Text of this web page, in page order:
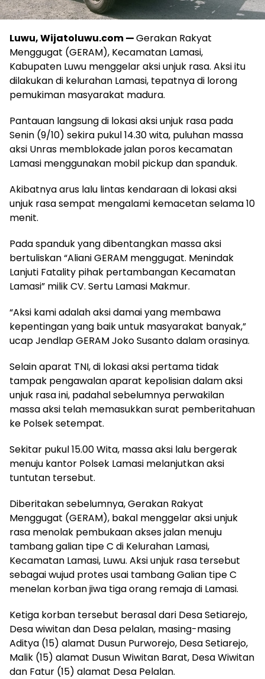
Luwu, Wijatoluwu.com —Gerakan Rakyat
Menggugat (GERAM), Kecamatan Lamasi,
Kabupaten Luwu menggelar aksi unjuk rasa. Aksi itu
dilakukan di kelurahan Lamasi, tepatnya di lorong
pemukiman masyarakat madura.
Pantauan langsung di lokasi aksi unjuk rasa pada
Senin (9/10) sekira pukul 14.30 wita, puluhan massa
aksi Unras memblokade jalan poros kecamatan
Lamasi menggunakan mobil pickup dan spanduk.
Akibatnya arus lalu lintas kendaraan di lokasi aksi
unjuk rasa sempat mengalami kemacetan selama 10
menit.
Pada spanduk yang dibentangkan massa aksi
bertuliskan “Aliani GERAM menggugat. Menindak
Lanjuti Fatality pihak pertambangan Kecamatan
Lamasi” milik CV. Sertu Lamasi Makmur.
“Aksi kami adalah aksi damai yang membawa
kepentingan yang baik untuk masyarakat banyak,”
ucap Jendlap GERAM Joko Susanto dalam orasinya.
Selain aparat TNI, di lokasi aksi pertama tidak
tampak pengawalan aparat kepolisian dalam aksi
unjuk rasa ini, padahal sebelumnya perwakilan
massa aksi telah memasukkan surat pemberitahuan
ke Polsek setempat.
Sekitar pukul 15.00 Wita, massa aksi lalu bergerak
menuju kantor Polsek Lamasi melanjutkan aksi
tuntutan tersebut.
Diberitakan sebelumnya, Gerakan Rakyat
Menggugat (GERAM), bakal menggelar aksi unjuk
rasa menolak pembukaan akses jalan menuju
tambang galian tipe C di Kelurahan Lamasi,
Kecamatan Lamasi, Luwu. Aksi unjuk rasa tersebut
sebagai wujud protes usai tambang Galian tipe C
menelan korban jiwa tiga orang remaja di Lamasi.
Ketiga korban tersebut berasal dari Desa Setiarejo,
Desa wiwitan dan Desa pelalan, masing-masing
Aditya (15) alamat Dusun Purworejo, Desa Setiarejo,
Malik (15) alamat Dusun Wiwitan Barat, Desa Wiwitan
dan Fatur (15) alamat Desa Pelalan.